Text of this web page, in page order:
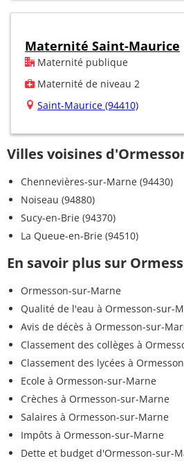
Maternité Saint-Maurice
Maternité publique
Maternité de niveau 2
Saint-Maurice (94410)
Villes voisines
Chennevières-sur-Marne (94430)
Noiseau (94880)
Sucy-en-Brie (94370)
La Queue-en-Brie (94510)
En savoir plus sur
Ormesson-sur-Marne
Qualité de l'eau à Ormesson-sur-
Avis de décès à Ormesson-sur-
Classement des collèges à
Classement des lycées à
Ecole à Ormesson-sur-Marne
Crèches à Ormesson-sur-Marne
Salaires à Ormesson-sur-Marne
Impôts à Ormesson-sur-Marne
Dette et budget d'Ormesson-sur-